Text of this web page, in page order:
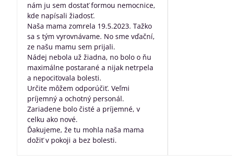
nám ju sem dostať formou nemocnice,
kde napísali žiadosť.
Naša mama zomrela 19.5.2023. Tažko
sa s tým vyrovnávame. No sme vďační,
ze našu mamu sem prijali.
Nádej nebola už žiadna, no bolo o ňu
maximálne postarané a nijak netrpela
a nepociťovala bolesti.
Určite môžem odporúčiť. Veľmi
príjemný a ochotný personál.
Zariadene bolo čisté a príjemné, v
celku ako nové.
Ďakujeme, že tu mohla naša mama
dožiť v pokoji a bez bolesti.